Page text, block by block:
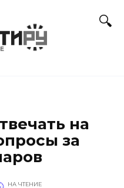
на
за
НА ЧТЕНИЕ